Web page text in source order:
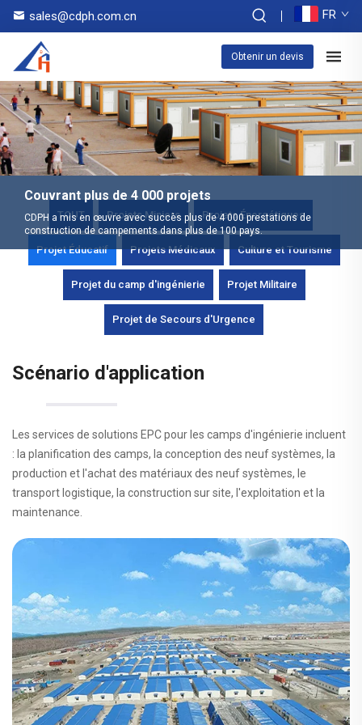
sales@cdph.com.cn FR
Obtenir un devis
Couvrant plus de 4 000 projets
CDPH a mis en œuvre avec succès plus de 4 000 prestations de
construction de campements dans plus de 100 pays.
TOUT Projets Miniers Projets Énergétiques
Projet Éducatif Projets Médicaux Culture et Tourisme
Projet du camp d'ingénierie Projet Militaire
Projet de Secours d'Urgence
Scénario d'application
Les services de solutions EPC pour les camps d'ingénierie incluent
: la planification des camps, la conception des neuf systèmes, la
production et l'achat des matériaux des neuf systèmes, le
transport logistique, la construction sur site, l'exploitation et la
maintenance.